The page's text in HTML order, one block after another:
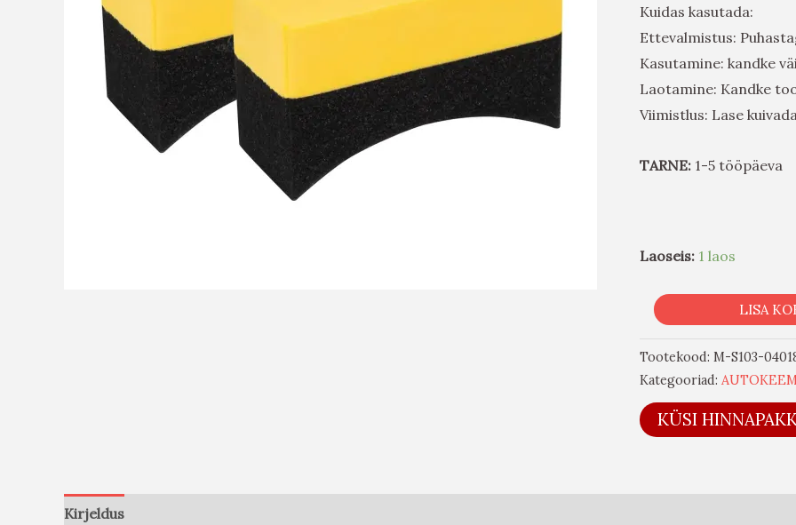
Kuidas kasutada:
Ettevalmistus:
Kasutamine: kandke
Laotamine: Kandke
Viimistlus: Lase
TARNE: 1-5 tööpäeva
Laoseis: 1 laos
LISA
Tootekood: M-S103-
Kategooriad:
KÜSI
Kirjeldus